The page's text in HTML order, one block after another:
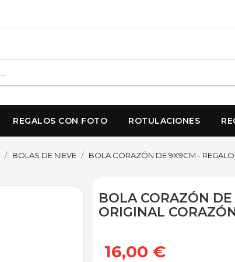
REGALOS CON FOTO ROTULACIONES
BOLAS DE NIEVE BOLA CORAZÓN DE 9X9CM -
BOLA CORAZÓN
ORIGINAL
16,00 €